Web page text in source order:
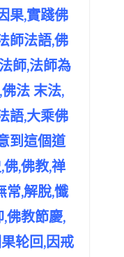
果,實踐佛
師法語,佛
師,法師為
法 末法,
語,大乘佛
到這個道
佛,佛教,禅
常,解脫,懺
,佛教節慶,
轮回,因戒